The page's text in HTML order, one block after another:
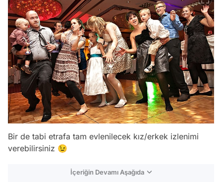
Bir de tabi etrafa tam evlenilecek kız/erkek izlenimi
verebilirsiniz 😉
İçeriğin Devamı Aşağıda